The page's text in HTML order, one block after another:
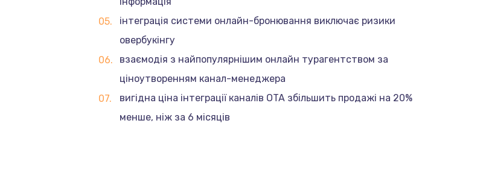
інтеграція системи онлайн-бронювання виключає ризики
овербукінгу
взаємодія з найпопулярнішим онлайн турагентством за
ціноутворенням канал-менеджера
вигідна ціна інтеграції каналів OTA збільшить продажі на 20%
менше, ніж за 6 місяців